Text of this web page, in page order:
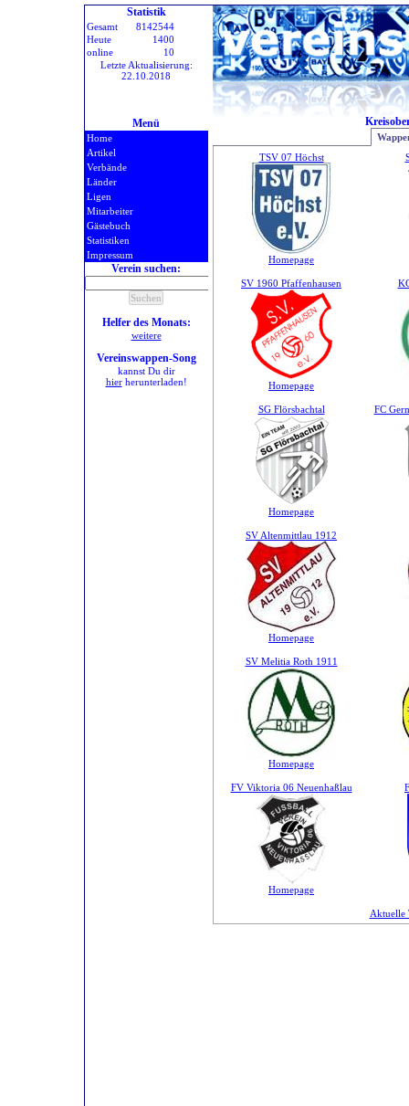
Statistik
Gesamt
8142544
Heute
1400
online
10
Letzte Aktualisierung:
22.10.2018
Menü
Home
Artikel
Verbände
Länder
Ligen
Mitarbeiter
Gästebuch
Statistiken
Impressum
Verein suchen:
Helfer des Monats:
weitere
Vereinswappen-Song
kannst Du dir
hierherunterladen!
TSV 07 Höchst
Homepage
SV 1960 Pfaffenhausen
Homepage
SG Flörsbachtal
Homepage
FC
SV Altenmittlau 1912
Homepage
SV Melitia Roth 1911
Homepage
FV Viktoria 06 Neuenhaßlau
Homepage
Aktuelle